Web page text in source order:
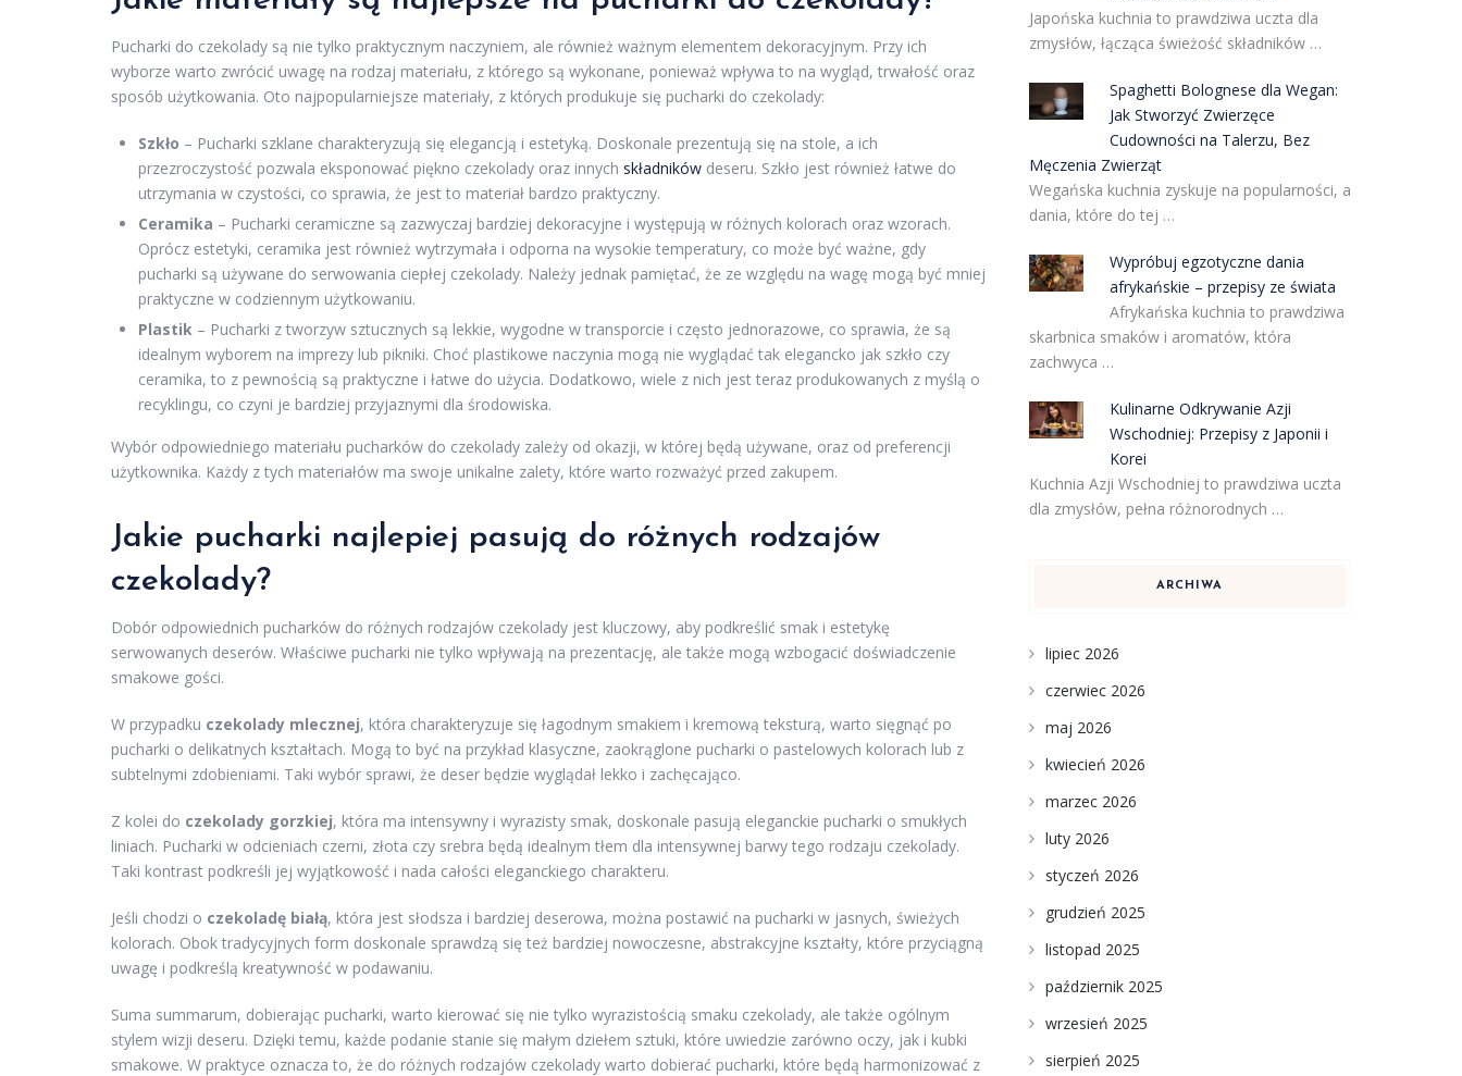
Pucharki do czekolady są nie tylko praktycznym naczyniem, ale również ważnym elementem dekoracyjnym. Przy ich
wyborze warto zwrócić uwagę na rodzaj materiału, z którego są wykonane, ponieważ wpływa to na wygląd, trwałość oraz
sposób użytkowania. Oto najpopularniejsze materiały, z których produkuje się pucharki do czekolady:
Szkło – Pucharki szklane charakteryzują się elegancją i estetyką. Doskonale prezentują się na stole, a ich
przezroczystość pozwala eksponować piękno czekolady oraz innych składników deseru. Szkło jest również łatwe do
utrzymania w czystości, co sprawia, że jest to materiał bardzo praktyczny.
Ceramika – Pucharki ceramiczne są zazwyczaj bardziej dekoracyjne i występują w różnych kolorach oraz wzorach.
Oprócz estetyki, ceramika jest również wytrzymała i odporna na wysokie temperatury, co może być ważne, gdy
pucharki są używane do serwowania ciepłej czekolady. Należy jednak pamiętać, że ze względu na wagę mogą być mniej
praktyczne w codziennym użytkowaniu.
Plastik – Pucharki z tworzyw sztucznych są lekkie, wygodne w transporcie i często jednorazowe, co sprawia, że są
idealnym wyborem na imprezy lub pikniki. Choć plastikowe naczynia mogą nie wyglądać tak elegancko jak szkło czy
ceramika, to z pewnością są praktyczne i łatwe do użycia. Dodatkowo, wiele z nich jest teraz produkowanych z myślą o
recyklingu, co czyni je bardziej przyjaznymi dla środowiska.
Wybór odpowiedniego materiału pucharków do czekolady zależy od okazji, w której będą używane, oraz od preferencji
użytkownika. Każdy z tych materiałów ma swoje unikalne zalety, które warto rozważyć przed zakupem.
Jakie pucharki najlepiej pasują do różnych rodzajów
czekolady?
Dobór odpowiednich pucharków do różnych rodzajów czekolady jest kluczowy, aby podkreślić smak i estetykę
serwowanych deserów. Właściwe pucharki nie tylko wpływają na prezentację, ale także mogą wzbogacić doświadczenie
smakowe gości.
W przypadku czekolady mlecznej, która charakteryzuje się łagodnym smakiem i kremową teksturą, warto sięgnąć po
pucharki o delikatnych kształtach. Mogą to być na przykład klasyczne, zaokrąglone pucharki o pastelowych kolorach lub z
subtelnymi zdobieniami. Taki wybór sprawi, że deser będzie wyglądał lekko i zachęcająco.
Z kolei do czekolady gorzkiej, która ma intensywny i wyrazisty smak, doskonale pasują eleganckie pucharki o smukłych
liniach. Pucharki w odcieniach czerni, złota czy srebra będą idealnym tłem dla intensywnej barwy tego rodzaju czekolady.
Taki kontrast podkreśli jej wyjątkowość i nada całości eleganckiego charakteru.
Jeśli chodzi o czekoladę białą, która jest słodsza i bardziej deserowa, można postawić na pucharki w jasnych, świeżych
kolorach. Obok tradycyjnych form doskonale sprawdzą się też bardziej nowoczesne, abstrakcyjne kształty, które przyciągną
uwagę i podkreślą kreatywność w podawaniu.
Suma summarum, dobierając pucharki, warto kierować się nie tylko wyrazistością smaku czekolady, ale także ogólnym
stylem wizji deseru. Dzięki temu, każde podanie stanie się małym dziełem sztuki, które uwiedzie zarówno oczy, jak i kubki
smakowe. W praktyce oznacza to, że do różnych rodzajów czekolady warto dobierać pucharki, które będą harmonizować z
Japońska kuchnia to prawdziwa uczta dla
zmysłów, łącząca świeżość składników …
Spaghetti Bolognese dla Wegan:
Jak Stworzyć Zwierzęce
Cudowności na Talerzu, Bez
Męczenia Zwierząt
Wegańska kuchnia zyskuje na popularności, a
dania, które do tej …
Wypróbuj egzotyczne dania
afrykańskie – przepisy ze świata
Afrykańska kuchnia to prawdziwa
skarbnica smaków i aromatów, która
zachwyca …
Kulinarne Odkrywanie Azji
Wschodniej: Przepisy z Japonii i
Korei
Kuchnia Azji Wschodniej to prawdziwa uczta
dla zmysłów, pełna różnorodnych …
ARCHIWA
lipiec 2026
czerwiec 2026
maj 2026
kwiecień 2026
marzec 2026
luty 2026
styczeń 2026
grudzień 2025
listopad 2025
październik 2025
wrzesień 2025
sierpień 2025